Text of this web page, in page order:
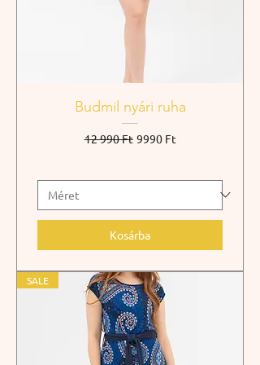
Budmil nyári ruha
Szokásos ár
12 990 Ft Akciós ár
9990 Ft
Kosárba
SALE